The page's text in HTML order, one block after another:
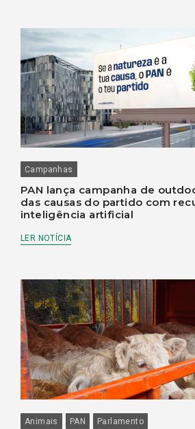
Campanhas
PAN lança campanha de
das causas do partido com
inteligência artificial
LER NOTÍCIA
Animais PAN Parlamento